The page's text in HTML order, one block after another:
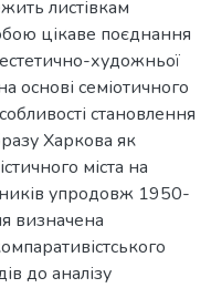
листівкам
цікаве поєднання
естетично-художньої
основі семіотичного
становлення
Харкова як
міста на
упродовж 1950-
визначена
до аналізу